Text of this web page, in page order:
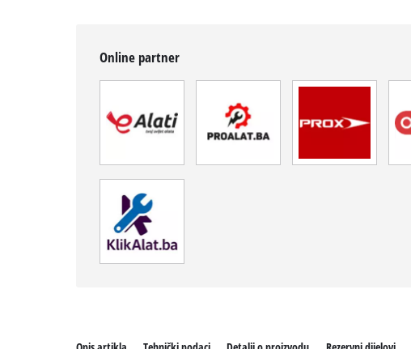
Online partner